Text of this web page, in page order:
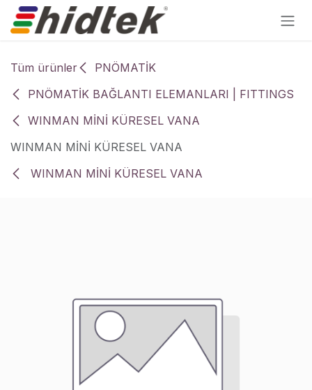
İçereği Atla
Tüm ürünler
PNÖMATİK
PNÖMATİK BAĞLANTI ELEMANLARI | FITTINGS
WINMAN MİNİ KÜRESEL VANA
WINMAN MİNİ KÜRESEL VANA
WINMAN MİNİ KÜRESEL VANA